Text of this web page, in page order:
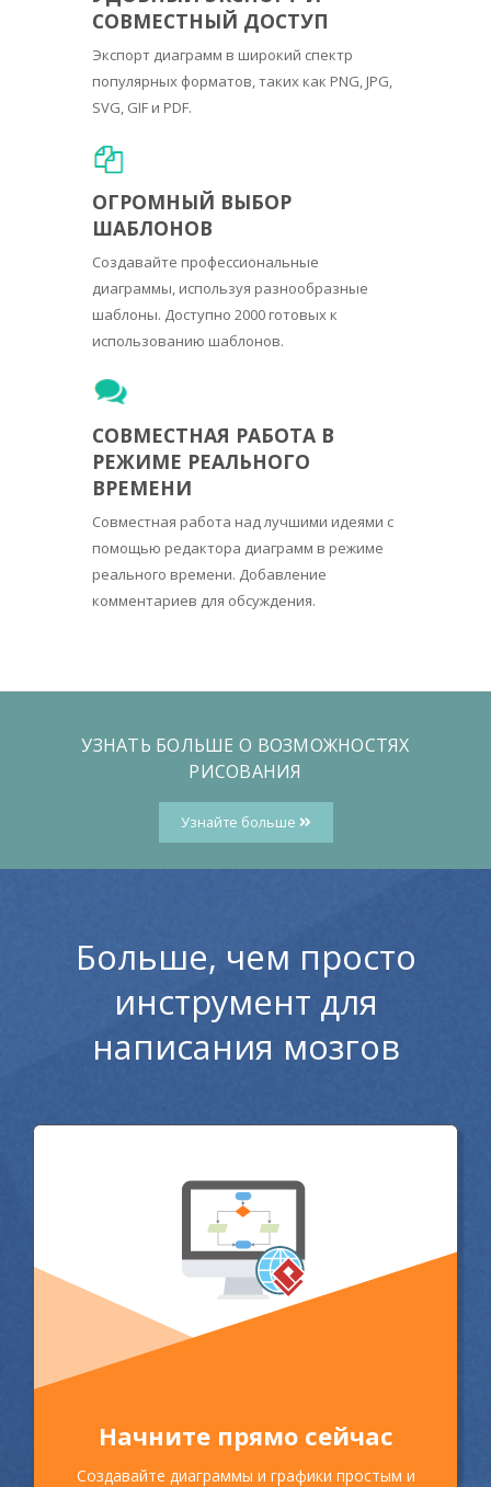
СОВМЕСТНЫЙ ДОСТУП
Экспорт диаграмм в широкий спектр
популярных форматов, таких как PNG, JPG,
SVG, GIF и PDF.
ОГРОМНЫЙ ВЫБОР
ШАБЛОНОВ
Создавайте профессиональные
диаграммы, используя разнообразные
шаблоны. Доступно 2000 готовых к
использованию шаблонов.
СОВМЕСТНАЯ РАБОТА В
РЕЖИМЕ РЕАЛЬНОГО
ВРЕМЕНИ
Совместная работа над лучшими идеями с
помощью редактора диаграмм в режиме
реального времени. Добавление
комментариев для обсуждения.
УЗНАТЬ БОЛЬШЕ О ВОЗМОЖНОСТЯХ
РИСОВАНИЯ
Узнайте больше
Больше, чем просто
инструмент для
написания мозгов
Начните прямо сейчас
Создавайте диаграммы и графики простым и